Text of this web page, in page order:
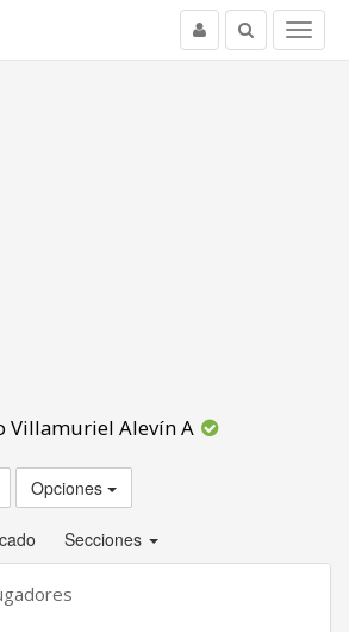
Menu
Buscar
Usuario
Villamuriel Alevín A
Opciones
Secciones